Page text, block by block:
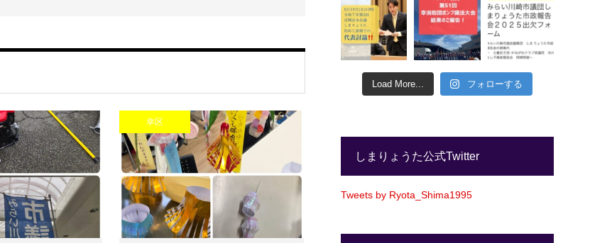
幸区
Load More... フォローする
しまりょうた公式Twitter
Tweets by Ryota_Shima1995